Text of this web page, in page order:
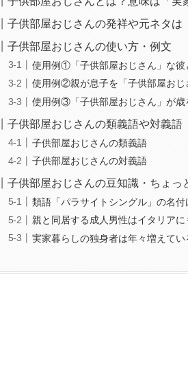
子供部屋おじさんの発祥や元ネタは
子供部屋おじさんの使い方・例文
使用例①「子供部屋おじさん」な彼
使用例②親が息子を「子供部屋おじ
使用例③「子供部屋おじさん」が歳
子供部屋おじさんの類義語や対義語
子供部屋おじさんの類義語
子供部屋おじさんの対義語
子供部屋おじさんの豆知識・ちょっ
類語「パラサイトシングル」の名
親と同居する成人男性はイタリアに
実家暮らしの独身者は年々増えてい